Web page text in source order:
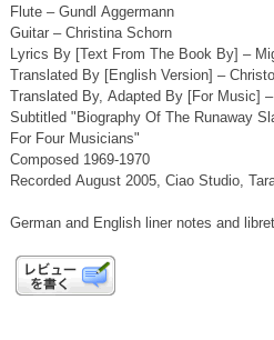
Flute – Gundl Aggermann
Guitar – Christina Schorn
Lyrics By [Text From The Book By] –
Translated By [English Version] –
Translated By, Adapted By [For Music]
Subtitled "Biography Of The Runaway
For Four Musicians"
Composed 1969-1970
Recorded August 2005, Ciao Studio,
German and English liner notes and